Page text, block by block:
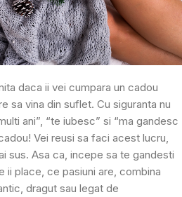
daca ii vei cumpara un cadou
sa vina din suflet. Cu siguranta nu
ani”, “te iubesc” si “ma gandesc
Vei reusi sa faci acest lucru,
sus. Asa ca, incepe sa te gandesti
ii place, ce pasiuni are, combina
dragut sau legat de